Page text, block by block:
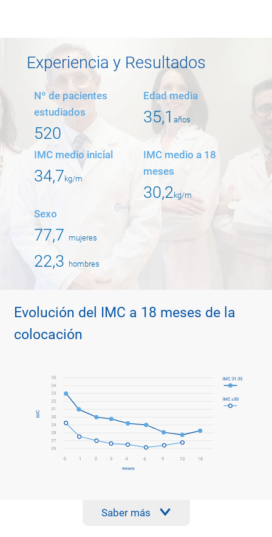
Experiencia y Resultados
Nº de pacientes
estudiados
520
Edad media
35,1 años
IMC medio inicial
34,7kg/m
IMC medio a 18
meses
30,2kg/m
Sexo
77,7 mujeres
22,3 hombres
Evolución del IMC a 18 meses de la
colocación
Saber más